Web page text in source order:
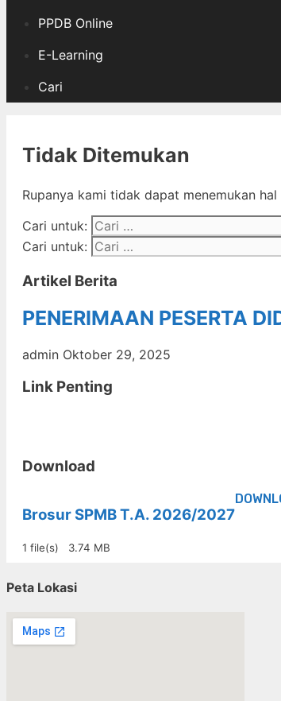
PPDB Online
E-Learning
Cari
Tidak Ditemukan
Rupanya kami tidak dapat menemukan
Cari untuk:
Cari untuk:
Artikel Berita
PENERIMAAN PESERTA
admin Oktober 29, 2025
Link Penting
Download
Brosur SPMB T.A. 2026/2027
1 file(s) 3.74 MB
Peta Lokasi